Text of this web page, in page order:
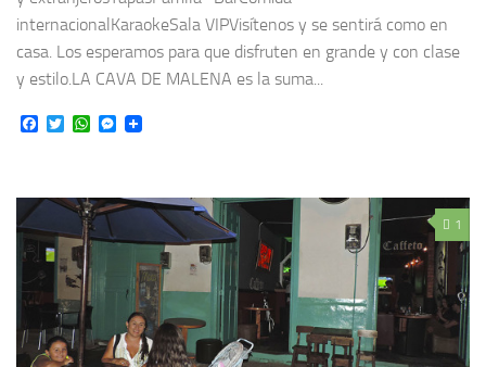
internacionalKaraokeSala VIPVisítenos y se sentirá como en
casa. Los esperamos para que disfruten en grande y con clase
y estilo.LA CAVA DE MALENA es la suma...
Facebook
TwitterWhatsApp
Messenger
1